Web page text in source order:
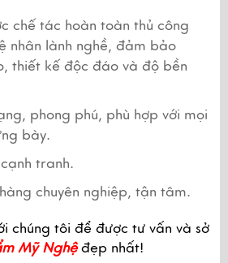
chế tác hoàn toàn thủ công
nhân lành nghề, đảm bảo
thiết kế độc đáo và độ bền
phong phú, phù hợp với mọi
bày.
tranh.
chuyên nghiệp, tận tâm.
chúng tôi để được tư vấn và sở
Mỹ Nghệ đẹp nhất!